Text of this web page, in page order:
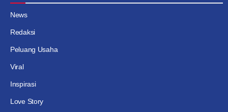
News
Redaksi
Peluang Usaha
Viral
Inspirasi
Love Story